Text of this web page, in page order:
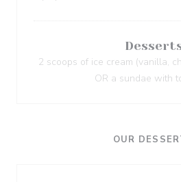
2 scoops of ice cream (vanilla,
OR a sundae with
OUR